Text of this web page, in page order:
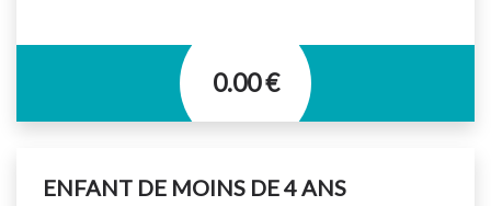
0.00 €
ENFANT DE MOINS DE 4 ANS